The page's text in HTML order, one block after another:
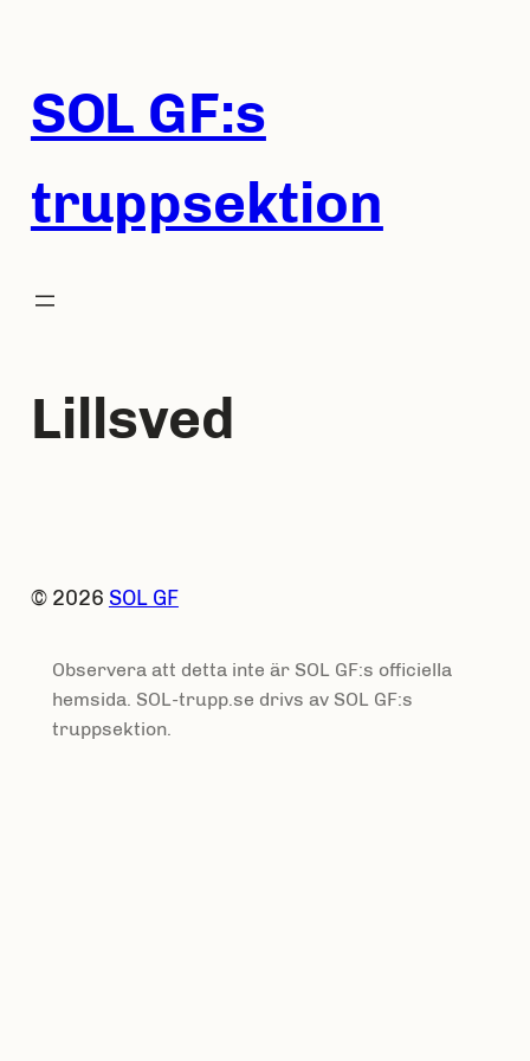
innehåll
SOL GF:s
truppsektion
Lillsved
© 2026 SOL GF
Observera att detta inte är SOL GF:s officiella
hemsida. SOL-trupp.se drivs av SOL GF:s
truppsektion.